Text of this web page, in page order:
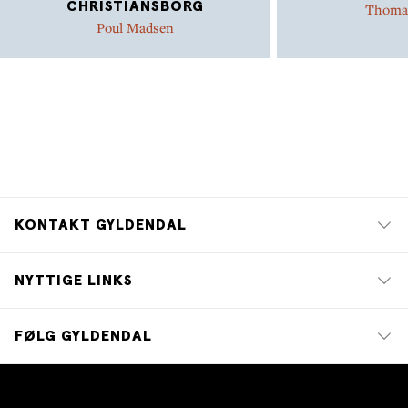
CHRISTIANSBORG
Poul Madsen
KONTAKT GYLDENDAL
NYTTIGE LINKS
FØLG GYLDENDAL